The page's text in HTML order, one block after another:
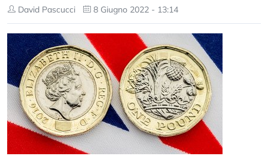
David Pascucci 8 Giugno 2022 - 13:14